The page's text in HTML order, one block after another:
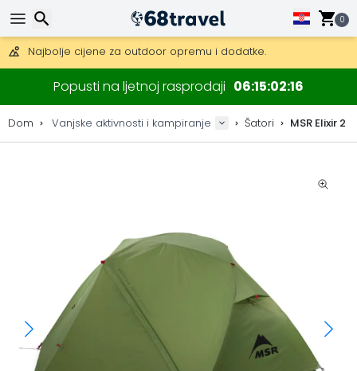
0
Besplatna dostava za narudžbe iznad 149 €.
Mogućnost slanja DHL Expressom (dostava unutar 24 sata)
30 dana za povrat, 90 dana za drvene karte i dekoracije.
Najbolje cijene za outdoor opremu i dodatke.
Popusti na ljetnoj rasprodaji 06 15 02 15
Dom Vanjske aktivnosti i kampiranje Šatori MSR Elixir 2
Traži